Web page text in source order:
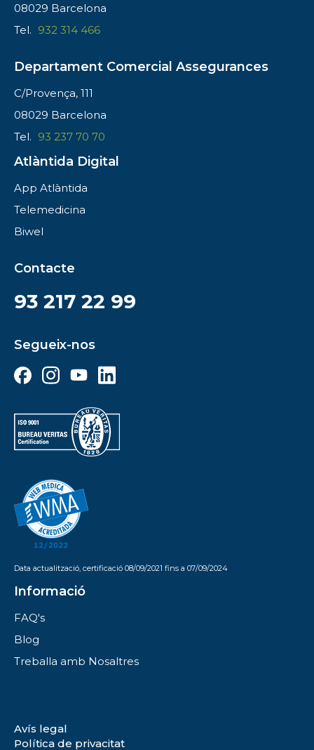
08029 Barcelona
Tel. 932 314 466
Departament Comercial Assegurances
C/Provença, 111
08029 Barcelona
Tel. 93 237 70 70
Atlàntida Digital
App Atlàntida
Telemedicina
Biwel
Contacte
93 217 22 99
Segueix-nos
Data actualització, certificació 08/09/2021 fins a 07/09/2024
Informació
FAQ's
Blog
Treballa amb Nosaltres
Avís legal
Política de privacitat